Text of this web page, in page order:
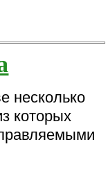
несколько
которых